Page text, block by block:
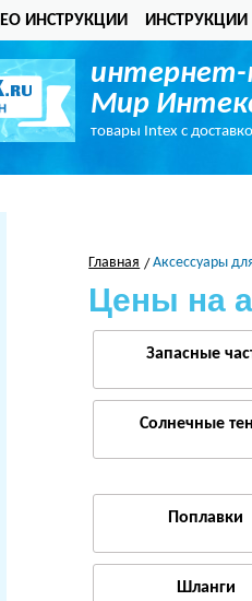
ИНСТРУКЦИИ ИНСТРУКЦИИ
интернет-
Мир
товары Intex с
Главная Аксессуары
Цены на
Запасные
Солнечные
Поплавки
Шланги